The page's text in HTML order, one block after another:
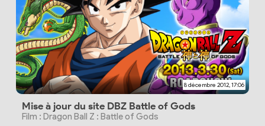
8 décembre 2012, 17:06
Mise à jour du site DBZ Battle of Gods
Film : Dragon Ball Z : Battle of Gods